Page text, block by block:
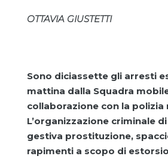
OTTAVIA GIUSTETTI
Sono diciassette gli arresti
mattina dalla Squadra
collaborazione con la polizia
L’organizzazione criminale
gestiva prostituzione,
rapimenti a scopo di